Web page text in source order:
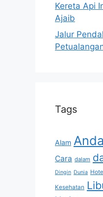
Kereta Api
Ajaib
Jalur
Tags
Alam Anda
Cara dalam
Dingin Dunia
Kesehatan